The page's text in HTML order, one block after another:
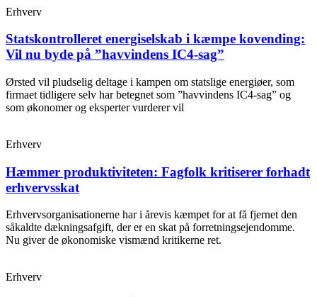
Erhverv
Statskontrolleret energiselskab i kæmpe kovending:
Vil nu byde på ”havvindens IC4-sag”
Ørsted vil pludselig deltage i kampen om statslige energiøer, som
firmaet tidligere selv har betegnet som ”havvindens IC4-sag” og
som økonomer og eksperter vurderer vil
Erhverv
Hæmmer produktiviteten: Fagfolk kritiserer forhadt
erhvervsskat
Erhvervsorganisationerne har i årevis kæmpet for at få fjernet den
såkaldte dækningsafgift, der er en skat på forretningsejendomme.
Nu giver de økonomiske vismænd kritikerne ret.
Erhverv